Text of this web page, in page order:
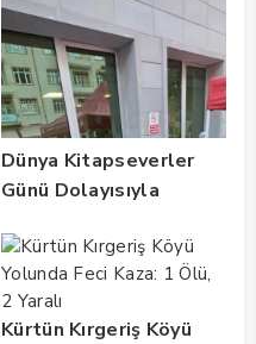
Dünya Kitapseverler
Günü Dolayısıyla
Buluşması
Gerçekleştirildi
Kürtün Kırgeriş Köyü